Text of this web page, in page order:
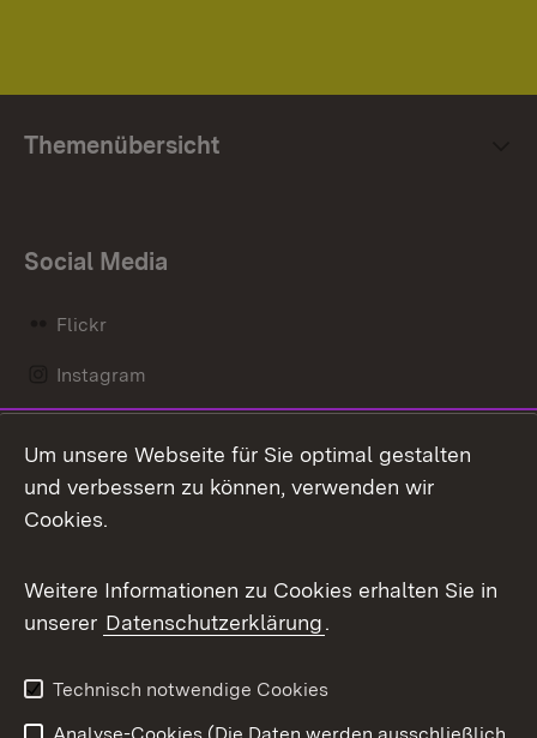
Themenübersicht
Social Media
Flickr
Instagram
Mastodon
Messenger
Social Wall
X / Twitter
Youtube
Um unsere Webseite für Sie optimal gestalten
und verbessern zu können, verwenden wir
Cookies.
Weitere Informationen zu Cookies erhalten Sie in
unserer Datenschutzerklärung.
Technisch notwendige Cookies